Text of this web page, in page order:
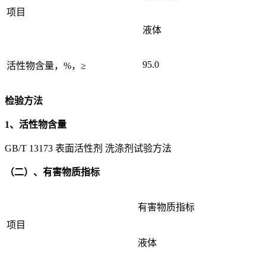
项目
液体
活性物含量，%，≥ 95.0
检验方法
1、活性物含量
GB/T 13173 表面活性剂 洗涤剂试验方法
（二）、有害物质指标
项目
有害物质指标
液体